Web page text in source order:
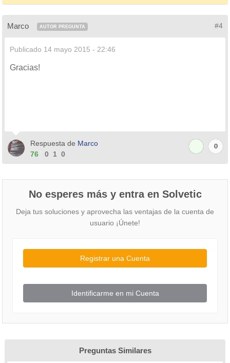
Marco AUTOR PREGUNTA #4
Publicado 14 mayo 2015 - 22:46
Gracias!
Respuesta de Marco
76
0 1 0
0
No esperes más y entra en Solvetic
Deja tus soluciones y aprovecha las ventajas de la cuenta de
usuario ¡Únete!
Registrar una Cuenta
Identificarme en mi Cuenta
Preguntas Similares